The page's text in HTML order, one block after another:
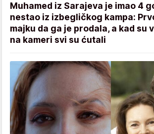
Muhamed iz Sarajeva je imao 4
nestao iz izbegličkog kampa:
majku da ga je prodala, a kad su
na kameri svi su ćutali